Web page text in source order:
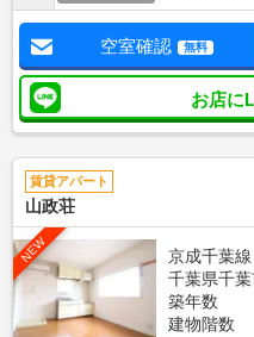
空室確認 無料
お店に
賃貸アパート
山政荘
NEW
京成千葉
千葉県千
築年数
建物階数